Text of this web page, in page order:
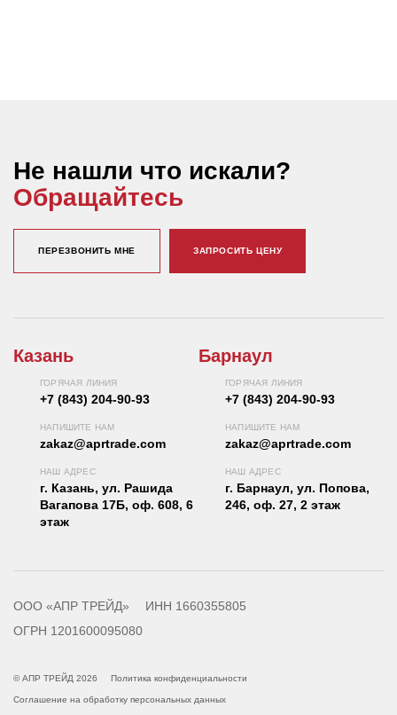
Не нашли что искали?
Обращайтесь
ПЕРЕЗВОНИТЬ МНЕ ЗАПРОСИТЬ ЦЕНУ
Казань
ГОРЯЧАЯ ЛИНИЯ
+7 (843) 204-90-93
НАПИШИТЕ НАМ
zakaz@aprtrade.com
НАШ АДРЕС
г. Казань, ул. Рашида
Вагапова 17Б, оф. 608, 6
этаж
Барнаул
ГОРЯЧАЯ ЛИНИЯ
+7 (843) 204-90-93
НАПИШИТЕ НАМ
zakaz@aprtrade.com
НАШ АДРЕС
г. Барнаул, ул. Попова,
246, оф. 27, 2 этаж
ООО «АПР ТРЕЙД»
ИНН 1660355805
ОГРН 1201600095080
© АПР ТРЕЙД 2026 Политика конфиденциальности
Соглашение на обработку персональных данных